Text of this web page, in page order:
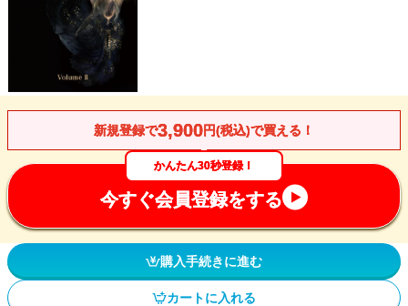
新規登録で3,900円(税込)で買える！
かんたん30秒登録！
今すぐ会員登録をする
購入手続きに進む
カートに入れる